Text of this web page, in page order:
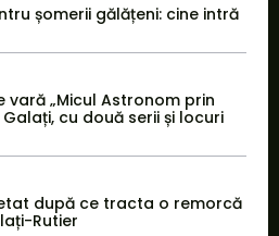
șomerii gălățeni: cine intră
vară „Micul Astronom prin
cu două serii și locuri
după ce tracta o remorcă
Rutier